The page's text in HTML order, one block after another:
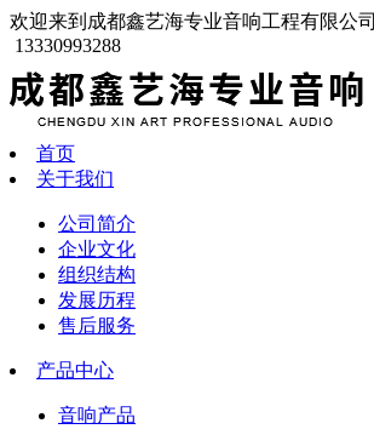
欢迎来到成都鑫艺海专业音响工程有限公司
13330993288
首页
关于我们
公司简介
企业文化
组织结构
发展历程
售后服务
产品中心
音响产品